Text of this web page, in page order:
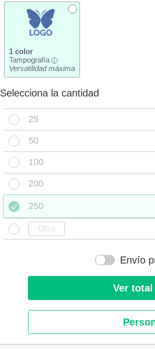
1 color
Tampografía
i
Versatilidad máxima
Selecciona la cantidad
25
50
100
200
250
Envío
Ver